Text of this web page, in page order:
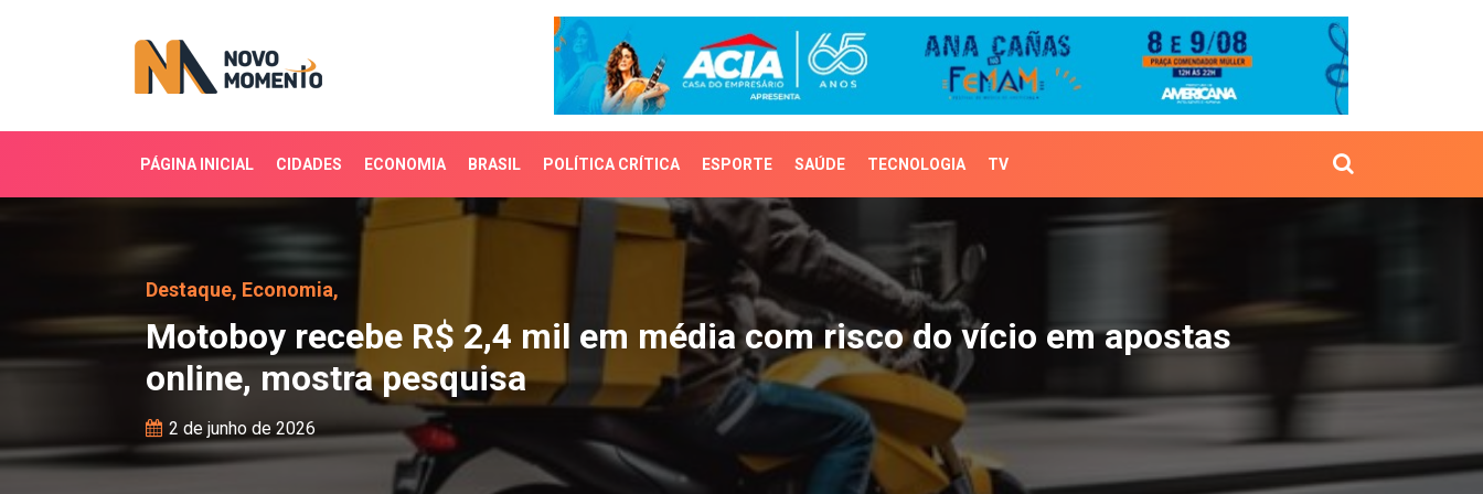
PÁGINA INICIAL CIDADES ECONOMIA BRASIL POLÍTICA CRÍTICA ESPORTE SAÚDE TECNOLOGIA TV
Motoboy recebe R$ 2,4 mil em média com risco do vício em apostas
Destaque, Economia,
Motoboy recebe R$ 2,4 mil em média com risco do vício em apostas
online, mostra pesquisa
2 de junho de 2026